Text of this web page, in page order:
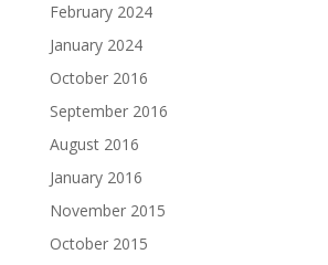
February 2024
January 2024
October 2016
September 2016
August 2016
January 2016
November 2015
October 2015